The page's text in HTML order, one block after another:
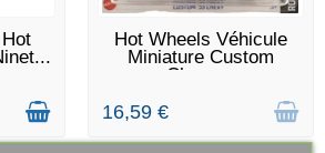
RUPTURE DE STOCK
Hot Wheels Véhicule
Miniature Custom
Chevy...
16,59 €